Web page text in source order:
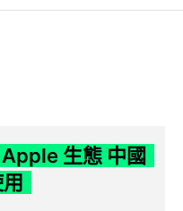
生態 中國